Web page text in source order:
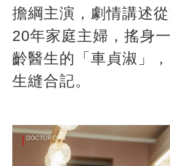
擔綱主演，劇情講述
20年家庭主婦，搖身
齡醫生的「車貞淑」
生縫合記。